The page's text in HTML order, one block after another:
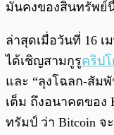
มั่นคงของสินทรัพย์
ล่าสุดเมื่อวันที่ 16 เ
ได้เชิญสามกูรูคริป
และ “ลุงโฉลก-สัม
เต็ม ถึงอนาคตของ
ทรัมป์ ว่า Bitcoin จ